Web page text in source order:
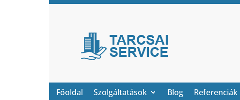
Főoldal Szolgáltatások Blog Referenciák